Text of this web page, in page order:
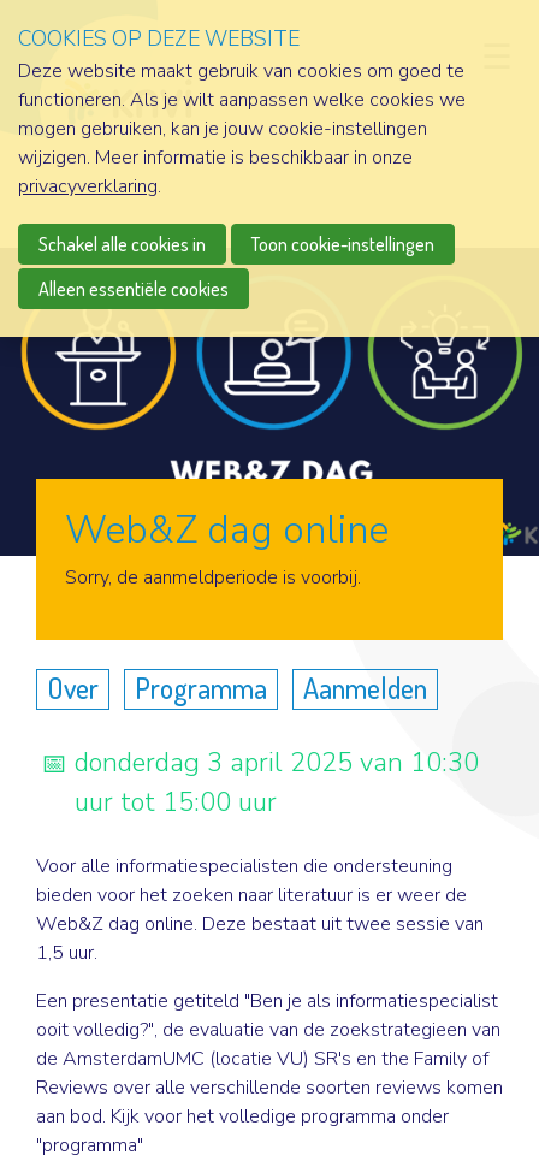
Web&Z dag online
Aanmelden
Sorry, de aanmeldperiode is voorbij.
Over Programma Aanmelden
donderdag 3 april 2025 van 10:30
uur tot 15:00 uur
Voor alle informatiespecialisten die ondersteuning
bieden voor het zoeken naar literatuur is er weer de
Web&Z dag online. Deze bestaat uit twee sessie van
1,5 uur.
Een presentatie getiteld "Ben je als informatiespecialist
ooit volledig?", de evaluatie van de zoekstrategieen van
de AmsterdamUMC (locatie VU) SR's en the Family of
Reviews over alle verschillende soorten reviews komen
aan bod. Kijk voor het volledige programma onder
"programma"
COOKIES OP DEZE WEBSITE
Deze website maakt gebruik van cookies om goed te
functioneren. Als je wilt aanpassen welke cookies we
mogen gebruiken, kan je jouw cookie-instellingen
wijzigen. Meer informatie is beschikbaar in onze
privacyverklaring.
Schakel alle cookies in
Toon cookie-instellingen
Alleen essentiële cookies